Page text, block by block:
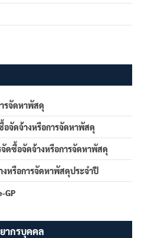
รจัดหาพัสดุ
อจัดจ้างหรือการจัดหาพัสดุ
ดซื้อจัดจ้างหรือการจัดหาพัสดุ
หรือการจัดหาพัสดุประจำปี
GP
ากรบุคคล